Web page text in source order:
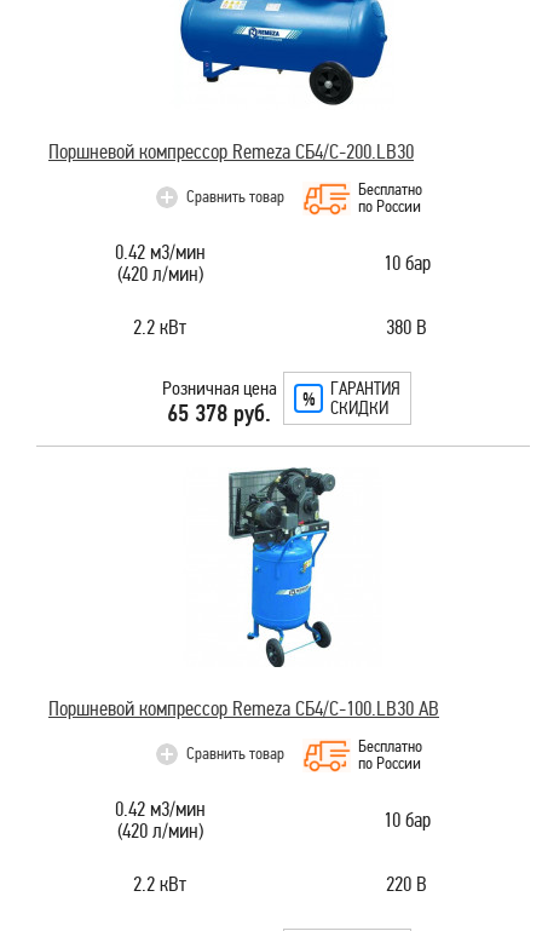
Поршневой компрессор Remeza СБ4/С-200.LB30
Сравнить товар
Бесплатно
по России
0.42 м3/мин
(420 л/мин)
10 бар
2.2 кВт 380 В
Розничная цена
65 378 руб.
ГАРАНТИЯ
СКИДКИ
Поршневой компрессор Remeza СБ4/С-100.LВ30 АB
Сравнить товар
Бесплатно
по России
0.42 м3/мин
(420 л/мин)
10 бар
2.2 кВт 220 В